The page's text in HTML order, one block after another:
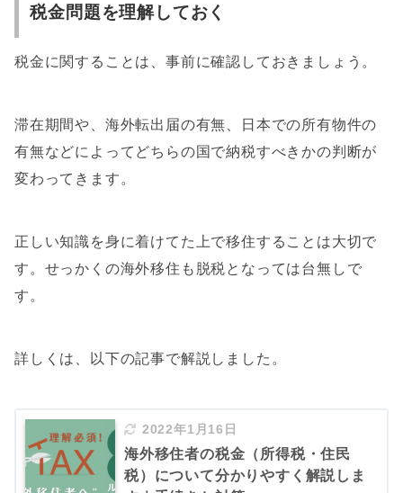
税金問題を理解しておく
税金に関することは、事前に確認しておきましょう。
滞在期間や、海外転出届の有無、日本での所有物件の
有無などによってどちらの国で納税すべきかの判断が
変わってきます。
正しい知識を身に着けてた上で移住することは大切で
す。せっかくの海外移住も脱税となっては台無しで
す。
詳しくは、以下の記事で解説しました。
2022年1月16日
海外移住者の税金（所得税・住民
税）について分かりやすく解説しま